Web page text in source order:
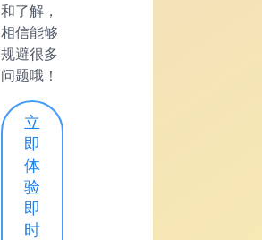
和了解，
相信能够
规避很多
问题哦！
立
即
体
验
即
时